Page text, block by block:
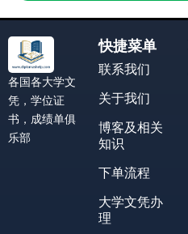
各国各大学文
凭，学位证
书，成绩单俱
乐部
快捷菜单
联系我们
关于我们
博客及相关
知识
下单流程
大学文凭办
理